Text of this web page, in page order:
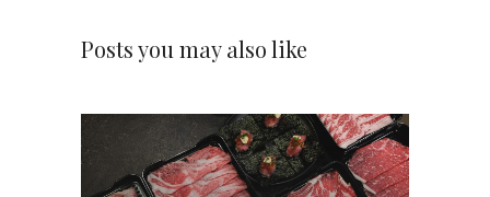
Posts you may also like